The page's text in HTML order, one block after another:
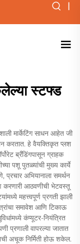
|
स्टफ्ड
मार्केटिंग साधन आहेत जी
करतात. हे वैयक्तिकृत प्लश
ब्रँडिंगपासून ग्राहक
पशू पुतळ्यांची मुख्य कार्ये
प्रचार अभियानाला समर्थन
करणारी आठवणीची भेटवस्तू
महत्त्वपूर्ण प्रगती झाली
समावेश आणि टिकाऊ
कंप्यूटर-नियंत्रित
प्रणाली वापरल्या जातात
अचूक निर्मिती होऊ शकेल.